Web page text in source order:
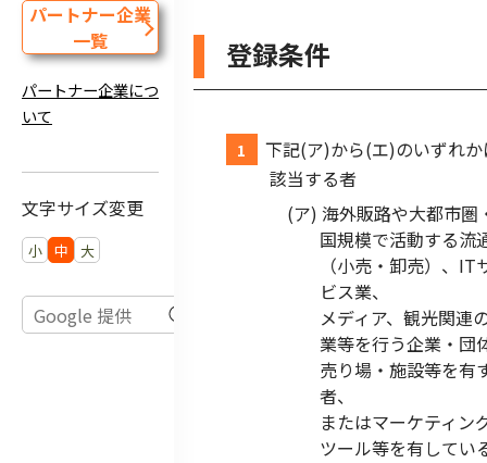
パートナー企業
一覧
パートナー企業につ
いて
文字サイズ変更
小 中 大
登録条件
下記(ア)から(エ)のいずれか
該当する者
(ア) 海外販路や大都市圏
国規模で活動する流
（小売・卸売）、IT
ビス業、
メディア、観光関連
業等を行う企業・団
売り場・施設等を有
者、
またはマーケティン
ツール等を有してい